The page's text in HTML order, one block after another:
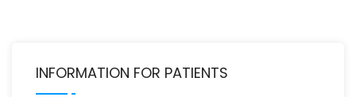
INFORMATION FOR PATIENTS